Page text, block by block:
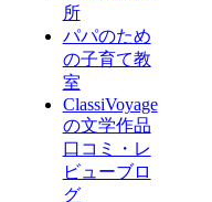
所
パパのため
の子育て教
室
ClassiVoyage
の文学作品
口コミ・レ
ビューブロ
グ